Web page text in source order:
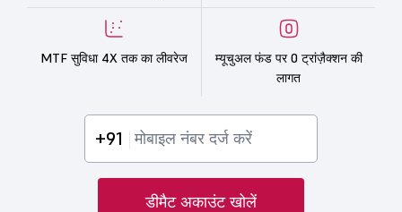
MTF सुविधा 4X तक का लीवरेज
म्यूचुअल फंड पर 0 ट्रांज़ैक्शन की
लागत
+91
डीमैट अकाउंट खोलें